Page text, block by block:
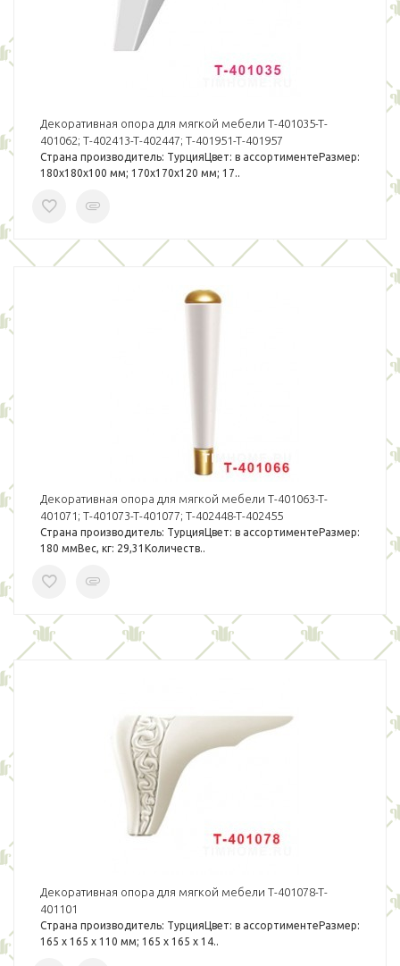
Декоративная опора для мягкой мебели T-401035-T-
401062; T-402413-T-402447; T-401951-T-401957
Страна производитель: ТурцияЦвет: в ассортиментеРазмер:
180х180х100 мм; 170х170х120 мм; 17..
Декоративная опора для мягкой мебели T-401063-T-
401071; T-401073-T-401077; T-402448-T-402455
Страна производитель: ТурцияЦвет: в ассортиментеРазмер:
180 ммВес, кг: 29,31Количеств..
Декоративная опора для мягкой мебели T-401078-T-
401101
Страна производитель: ТурцияЦвет: в ассортиментеРазмер:
165 х 165 х 110 мм; 165 х 165 х 14..